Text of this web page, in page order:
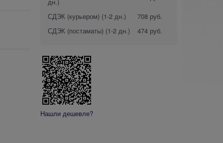
СДЭК (курьером) (1-2 дн.)
708 руб.
СДЭК (постаматы) (1-2 дн.) 474 руб.
Нашли дешевле?